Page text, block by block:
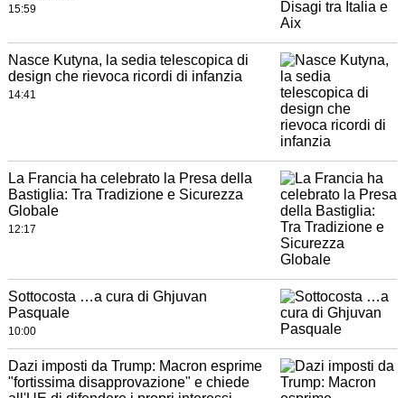
15:59
Nasce Kutyna, la sedia telescopica di
design che rievoca ricordi di infanzia
14:41
La Francia ha celebrato la Presa della
Bastiglia: Tra Tradizione e Sicurezza
Globale
12:17
Sottocosta …a cura di Ghjuvan
Pasquale
10:00
Dazi imposti da Trump: Macron esprime
"fortissima disapprovazione" e chiede